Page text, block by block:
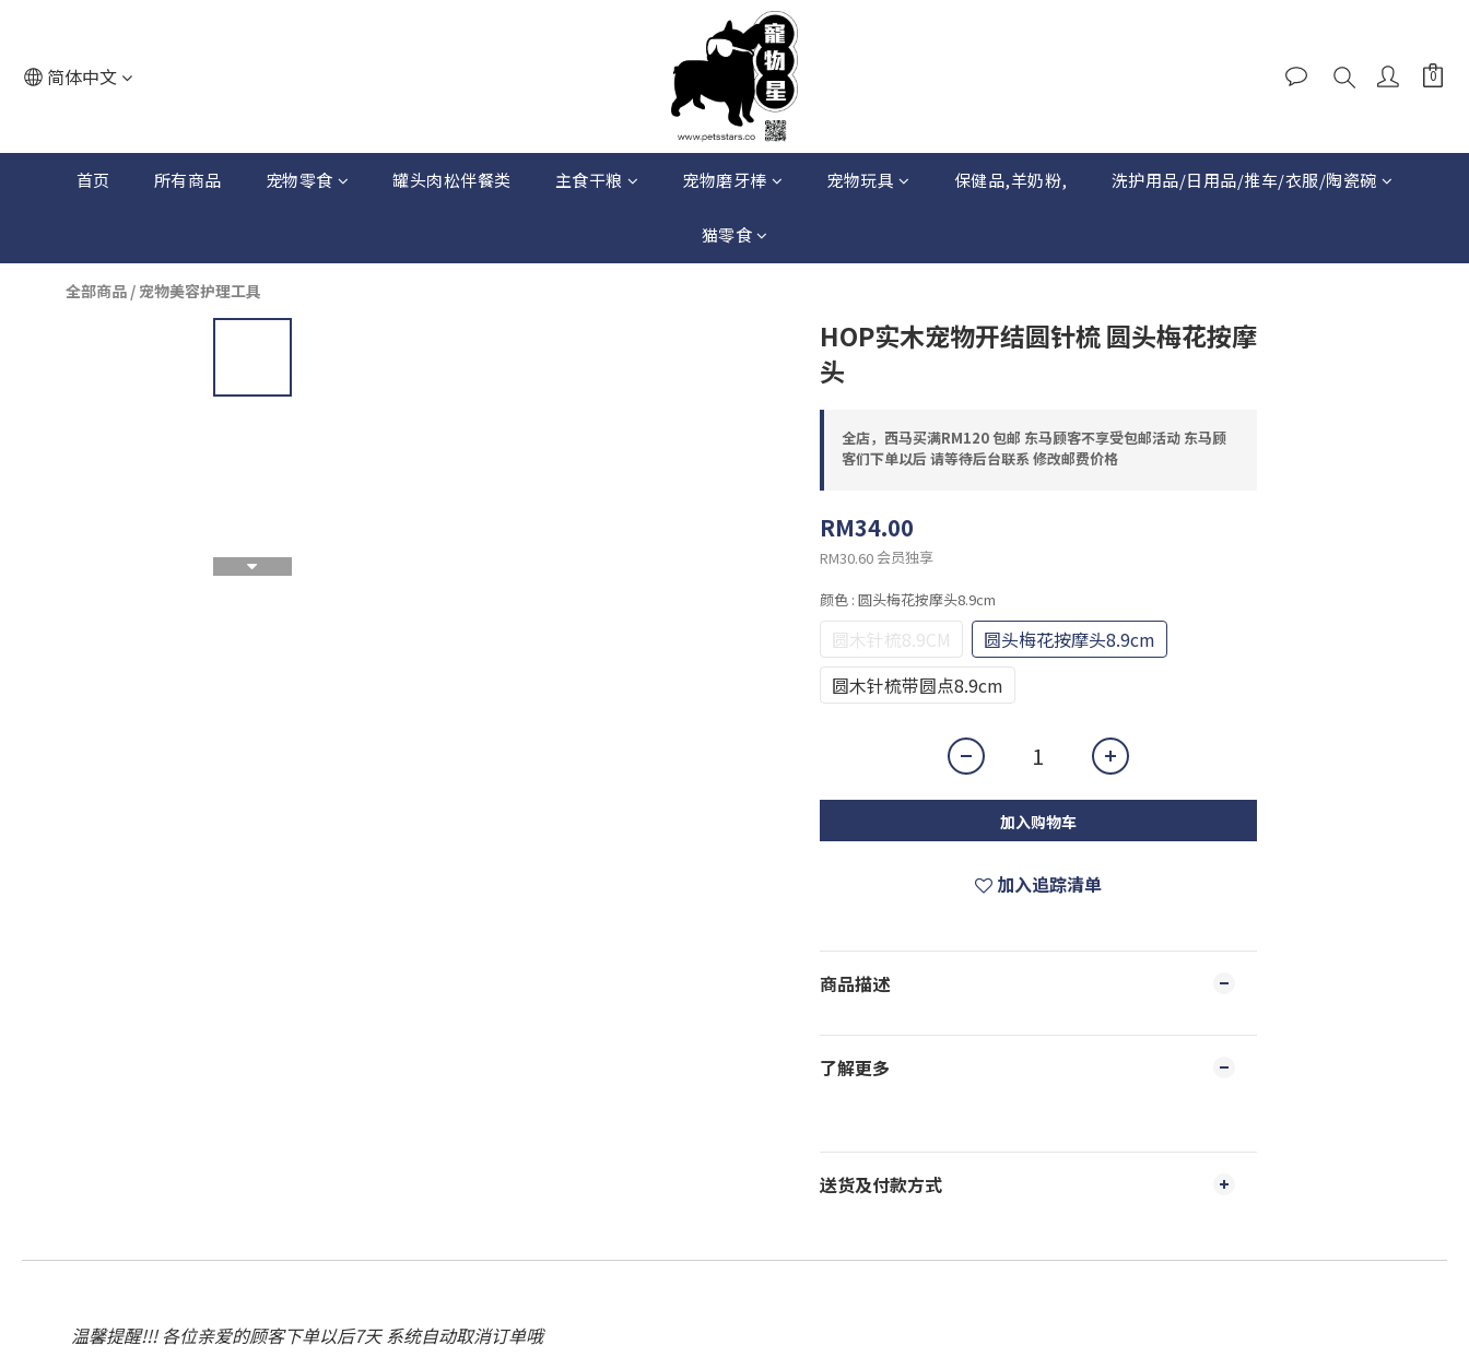
简体中文
首页 所有商品 宠物零食 罐头肉松伴餐类 主食干粮 宠物磨牙棒 宠物玩具 保健品,羊奶粉, 洗护用品/日用品/推车/衣服/陶瓷碗
猫零食
全部商品 / 宠物美容护理工具
HOP实木宠物开结圆针梳 圆头梅花按摩
头
全店，西马买满RM120 包邮 东马顾客不享受包邮活动 东马顾
客们下单以后 请等待后台联系 修改邮费价格
RM34.00
RM30.60 会员独享
颜色 : 圆头梅花按摩头8.9cm
圆木针梳8.9CM
圆头梅花按摩头8.9cm
圆木针梳带圆点8.9cm
加入购物车
加入追踪清单
商品描述
了解更多
送货及付款方式
温馨提醒!!! 各位亲爱的顾客下单以后7天 系统自动取消订单哦